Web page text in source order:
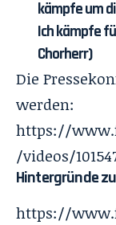
kämpfe um
Ich kämpfe
Chorherr)
Die
werden:
https://
/videos/
Hintergründe
https://